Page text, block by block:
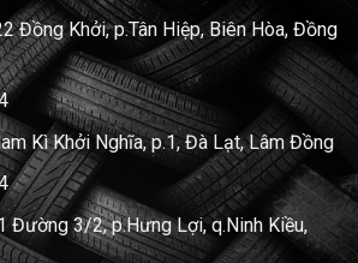
Đồng Khởi, p.Tân Hiệp, Biên Hòa, Đồng
Kì Khởi Nghĩa, p.1, Đà Lạt, Lâm Đồng
Đường 3/2, p.Hưng Lợi, q.Ninh Kiều,